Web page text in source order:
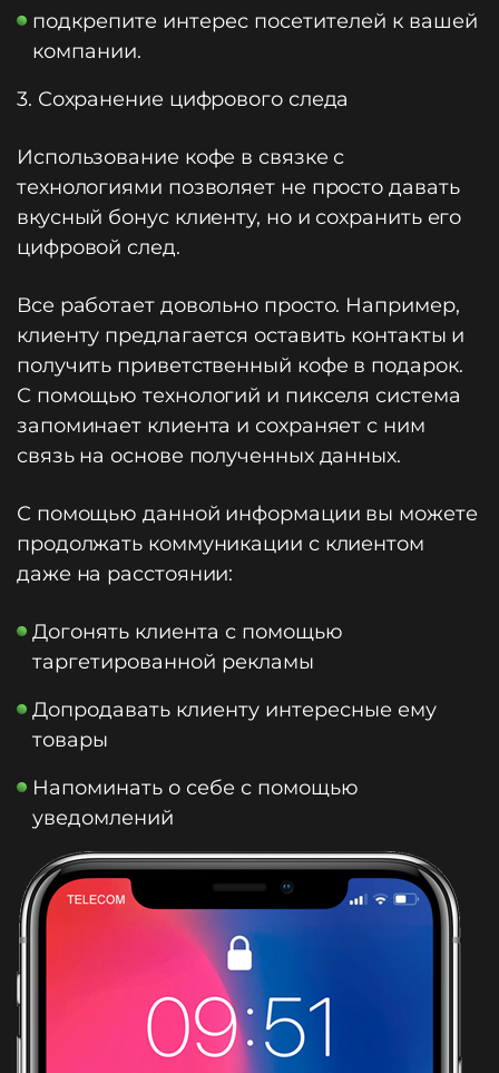
подкрепите интерес посетителей к вашей
компании.
3. Сохранение цифрового следа
Использование кофе в связке с
технологиями позволяет не просто давать
вкусный бонус клиенту, но и сохранить его
цифровой след.
Все работает довольно просто. Например,
клиенту предлагается оставить контакты и
получить приветственный кофе в подарок.
С помощью технологий и пикселя система
запоминает клиента и сохраняет с ним
связь на основе полученных данных.
С помощью данной информации вы можете
продолжать коммуникации с клиентом
даже на расстоянии:
Догонять клиента с помощью
таргетированной рекламы
Допродавать клиенту интересные ему
товары
Напоминать о себе с помощью
уведомлений